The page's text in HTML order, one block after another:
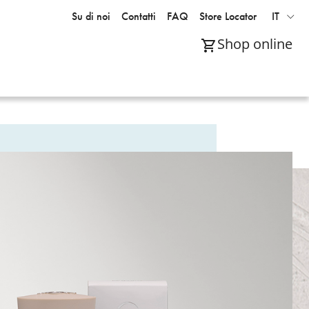
Su di noi Contatti FAQ Store Locator IT
Shop online